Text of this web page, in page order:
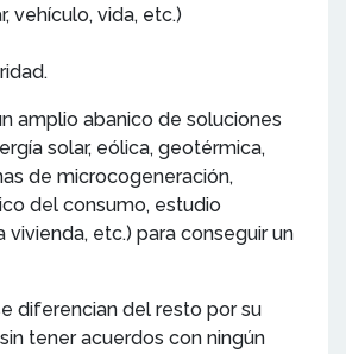
vehículo, vida, etc.)
amplio abanico de soluciones
solar, eólica, geotérmica,
de microcogeneración,
del consumo, estudio
vivienda, etc.) para conseguir un
diferencian del resto por su
tener acuerdos con ningún